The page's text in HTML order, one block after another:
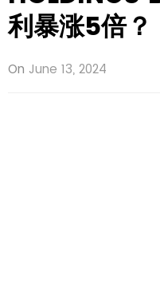
利暴涨5倍？
On June 13, 2024